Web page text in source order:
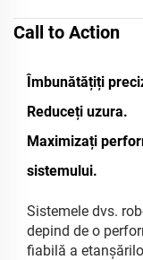
Call to Action
Îmbunătățiți
Reduceți uzura.
Maximizați
sistemului.
Sistemele dvs.
depind de o
fiabilă a